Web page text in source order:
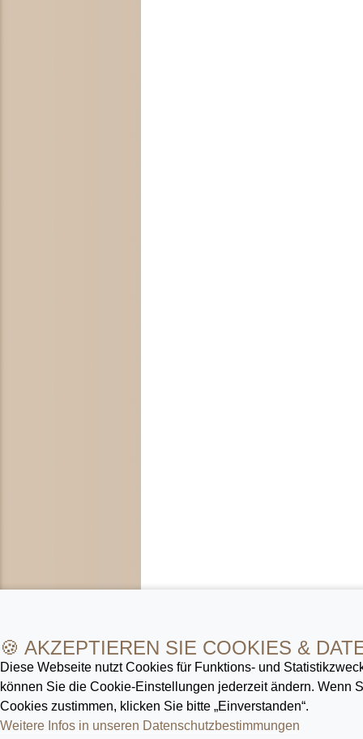
🍪 AKZEPTIEREN SIE COOKIES &
Diese Webseite nutzt Cookies für Funktions- und
können Sie die Cookie-Ein­stellungen jederzeit ändern. Wenn
Cookies zustimmen, klicken Sie bitte „Einverstanden“.
Weitere Infos in unseren Datenschutz­bestimmungen